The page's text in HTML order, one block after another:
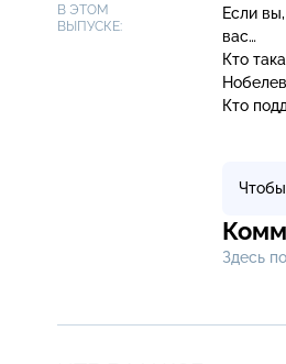
В ЭТОМ
ВЫПУСКЕ:
Если
вас…
Кто
Кто
Здесь